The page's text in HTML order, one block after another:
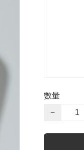
數量
−